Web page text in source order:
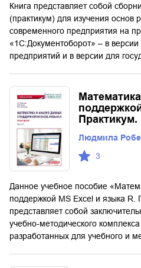
Книга представляет собой
(практикум) для изучения основ
современного предприятия на
«1С:Документоборот» – в
предприятий и в версии для
Людмила
3
Данное учебное пособие
поддержкой MS Excel и языка R.
представляет собой
учебно-методического
разработанных для учебного и